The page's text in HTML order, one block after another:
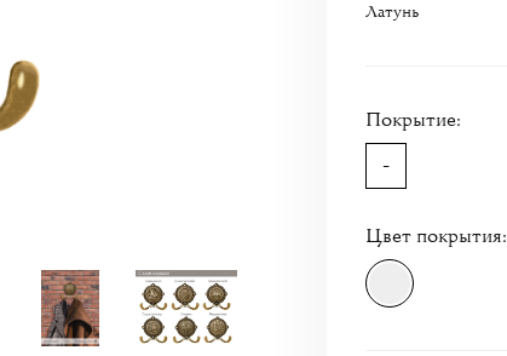
Латунь
Покрытие:
-
Цвет покрытия: